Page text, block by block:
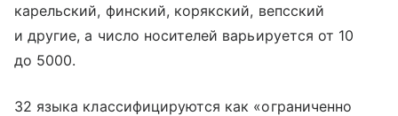
карельский, финский, корякский, вепсский
и другие, а число носителей варьируется от 10
до 5000.
32 языка классифицируются как «ограниченно